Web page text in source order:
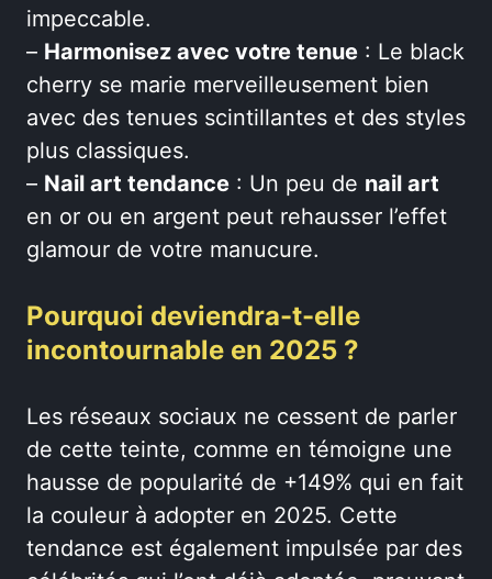
impeccable.
– Harmonisez avec votre tenue : Le black
cherry se marie merveilleusement bien
avec des tenues scintillantes et des styles
plus classiques.
– Nail art tendance : Un peu de nail art
en or ou en argent peut rehausser l’effet
glamour de votre manucure.
Pourquoi deviendra-t-elle
incontournable en 2025 ?
Les réseaux sociaux ne cessent de parler
de cette teinte, comme en témoigne une
hausse de popularité de +149% qui en fait
la couleur à adopter en 2025. Cette
tendance est également impulsée par des